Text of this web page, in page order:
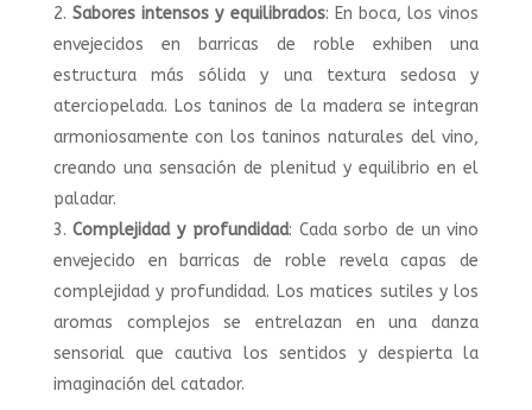
Sabores intensos y equilibrados: En boca, los vinos
envejecidos en barricas de roble exhiben una
estructura más sólida y una textura sedosa y
aterciopelada. Los taninos de la madera se integran
armoniosamente con los taninos naturales del vino,
creando una sensación de plenitud y equilibrio en el
paladar.
Complejidad y profundidad: Cada sorbo de un vino
envejecido en barricas de roble revela capas de
complejidad y profundidad. Los matices sutiles y los
aromas complejos se entrelazan en una danza
sensorial que cautiva los sentidos y despierta la
imaginación del catador.